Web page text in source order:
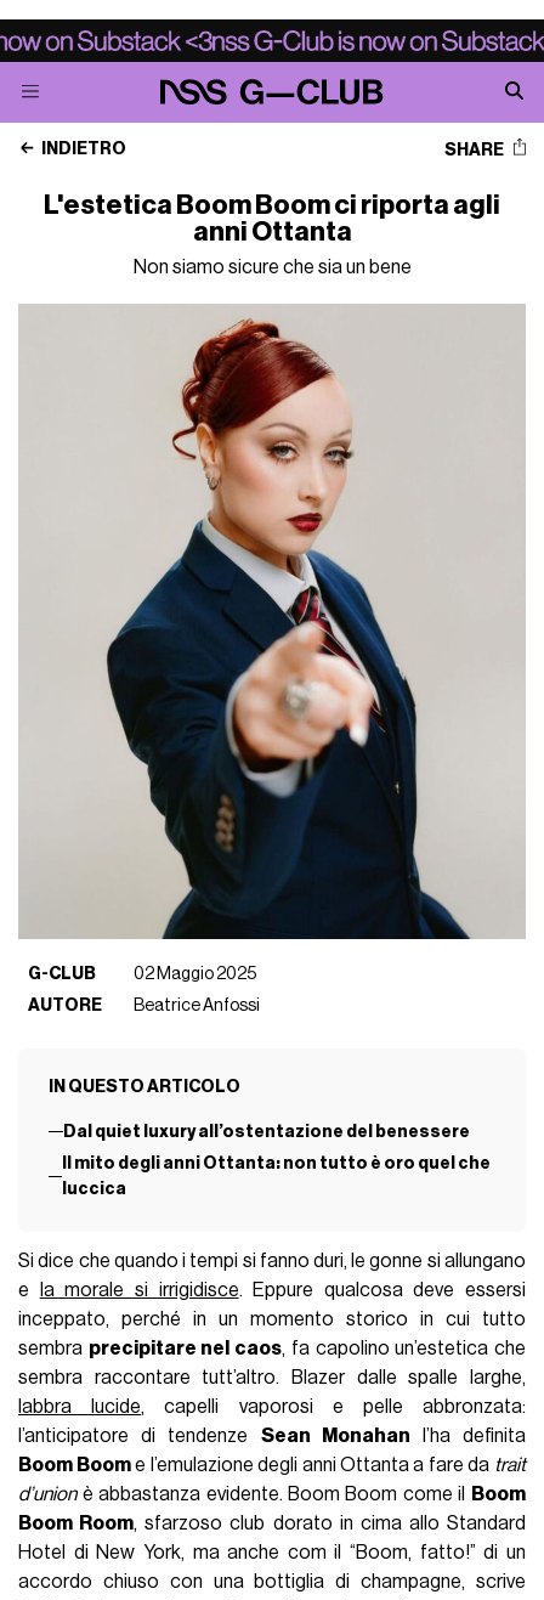
INDIETRO SHARE
L'estetica Boom Boom ci riporta agli
anni Ottanta
Non siamo sicure che sia un bene
G-CLUB
02 Maggio 2025
AUTORE
Beatrice Anfossi
IN QUESTO ARTICOLO
Dal quiet luxury all’ostentazione del benessere
Il mito degli anni Ottanta: non tutto è oro quel che
luccica
Si dice che quando i tempi si fanno duri, le gonne si allungano
e
la morale si irrigidisce. Eppure qualcosa deve essersi
inceppato, perché in un momento storico in cui tutto
sembra precipitare nel caos, fa capolino un’estetica che
sembra raccontare tutt’altro. Blazer dalle spalle larghe,
labbra lucide, capelli vaporosi e pelle abbronzata:
l’anticipatore di tendenze Sean Monahan l’ha definita
Boom Boome l’emulazione degli anni Ottanta a fare da trait
d’unionè abbastanza evidente. Boom Boom come il
Boom
Boom Room, sfarzoso club dorato in cima allo Standard
Hotel di New York, ma anche com il “Boom, fatto!” di un
accordo chiuso con una bottiglia di champagne, scrive